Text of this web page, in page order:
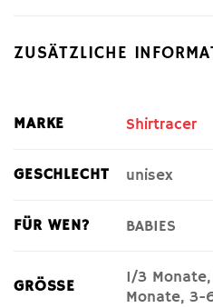
ZUSÄTZLICHE
MARKE Shirtracer
GESCHLECHT unisex
FÜR WEN? BABIES
GRÖSSE
1/3
Monate, 3-